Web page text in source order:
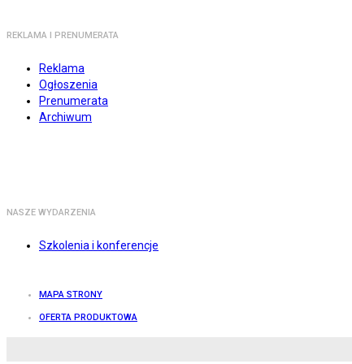
REKLAMA I PRENUMERATA
Reklama
Ogłoszenia
Prenumerata
Archiwum
NASZE WYDARZENIA
Szkolenia i konferencje
MAPA STRONY
OFERTA PRODUKTOWA